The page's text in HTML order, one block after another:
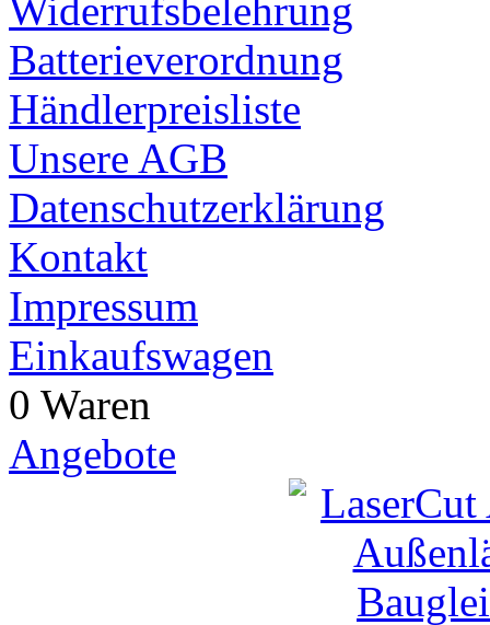
Widerrufsbelehrung
Batterieverordnung
Händlerpreisliste
Unsere AGB
Datenschutzerklärung
Kontakt
Impressum
Einkaufswagen
0 Waren
Angebote